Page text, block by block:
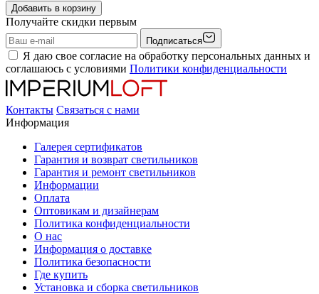
Добавить в корзину
Получайте скидки первым
Подписаться
Я даю свое согласие на обработку персональных данных и
соглашаюсь с условиями Политики конфиденциальности
Контакты Связаться с нами
Информация
Галерея сертификатов
Гарантия и возврат светильников
Гарантия и ремонт светильников
Информации
Оплата
Оптовикам и дизайнерам
Политика конфиденциальности
О нас
Информация о доставке
Политика безопасности
Где купить
Установка и сборка светильников